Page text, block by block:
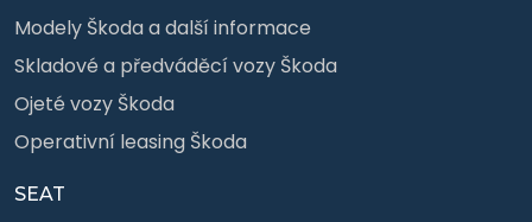
Modely Škoda a další informace
Skladové a předváděcí vozy Škoda
Ojeté vozy Škoda
Operativní leasing Škoda
SEAT